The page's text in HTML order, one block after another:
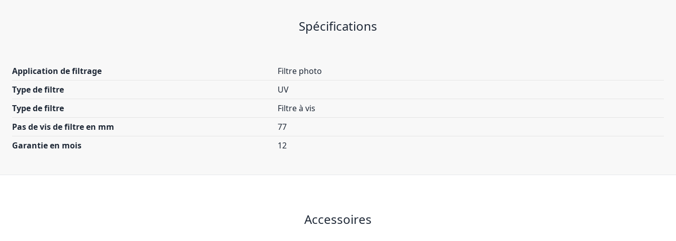
Spécifications
Application de filtrage
Filtre photo
Type de filtre
UV
Type de filtre
Filtre à vis
Pas de vis de filtre en mm
77
Garantie en mois
12
Accessoires